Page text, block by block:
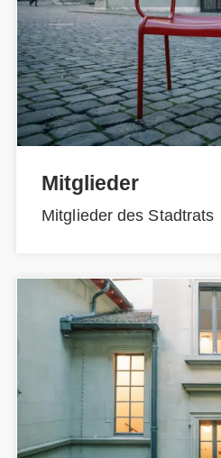
Mitglieder
Mitglieder des Stadtrats